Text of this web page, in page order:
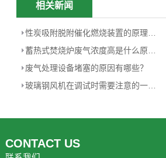
相关新闻
废气处理设备堵塞的原因有哪些？
CONTACT US